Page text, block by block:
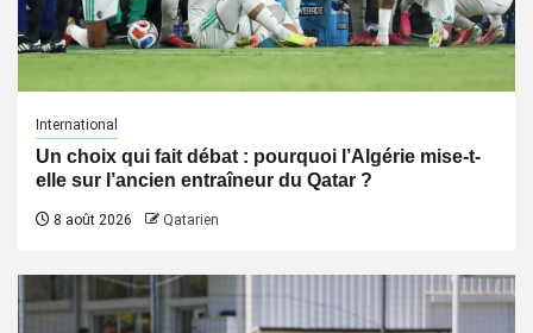
International
Un choix qui fait débat : pourquoi l’Algérie mise-t-
elle sur l’ancien entraîneur du Qatar ?
8 août 2026 Qatarien